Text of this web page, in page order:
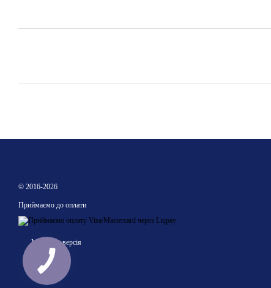
© 2016-2026
Приймаємо до оплати
Мобільна версія